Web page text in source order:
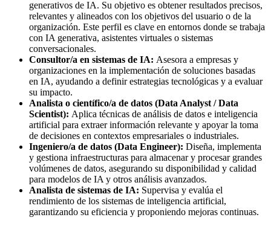
generativos de IA. Su objetivo es obtener resultados precisos,
relevantes y alineados con los objetivos del usuario o de la
organización. Este perfil es clave en entornos donde se trabaja
con IA generativa, asistentes virtuales o sistemas
conversacionales.
Consultor/a en sistemas de IA: Asesora a empresas y
organizaciones en la implementación de soluciones basadas
en IA, ayudando a definir estrategias tecnológicas y a evaluar
su impacto.
Analista o científico/a de datos (Data Analyst / Data
Scientist): Aplica técnicas de análisis de datos e inteligencia
artificial para extraer información relevante y apoyar la toma
de decisiones en contextos empresariales o industriales.
Ingeniero/a de datos (Data Engineer): Diseña, implementa
y gestiona infraestructuras para almacenar y procesar grandes
volúmenes de datos, asegurando su disponibilidad y calidad
para modelos de IA y otros análisis avanzados.
Analista de sistemas de IA: Supervisa y evalúa el
rendimiento de los sistemas de inteligencia artificial,
garantizando su eficiencia y proponiendo mejoras continuas.